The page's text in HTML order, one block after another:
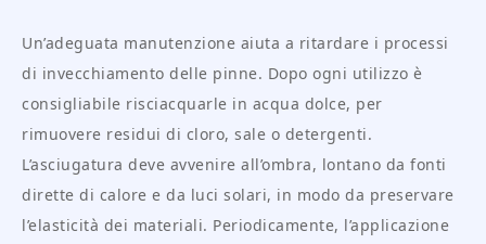
Un’adeguata manutenzione aiuta a ritardare i processi
di invecchiamento delle pinne. Dopo ogni utilizzo è
consigliabile risciacquarle in acqua dolce, per
rimuovere residui di cloro, sale o detergenti.
L’asciugatura deve avvenire all’ombra, lontano da fonti
dirette di calore e da luci solari, in modo da preservare
l’elasticità dei materiali. Periodicamente, l’applicazione